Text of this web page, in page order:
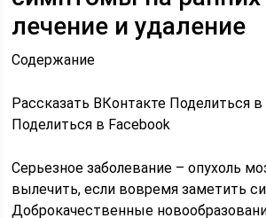
лечение и удаление
Содержание
Рассказать ВКонтакте Поделиться
Поделиться в Facebook
Серьезное заболевание – опухоль
вылечить, если вовремя заметить
Доброкачественные